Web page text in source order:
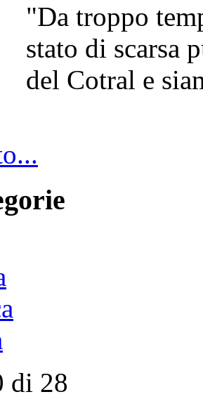
"Da troppo
stato di scarsa
del Cotral e
di 28